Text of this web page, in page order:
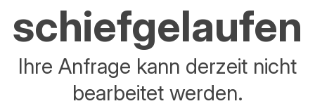
schiefgelaufen
Ihre Anfrage kann derzeit nicht
bearbeitet werden.